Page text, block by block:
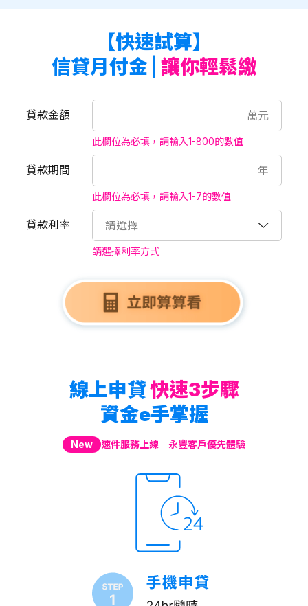
【快速試算】
信貸月付金 讓你輕鬆繳
貸款金額 萬元
此欄位為必填，請輸入1-800的數值
貸款期間 年
此欄位為必填，請輸入1-7的數值
貸款利率 請選擇
請選擇利率方式
線上申貸快速3步驟
資金e手掌握
New 速件服務上線｜永豐客戶優先體驗